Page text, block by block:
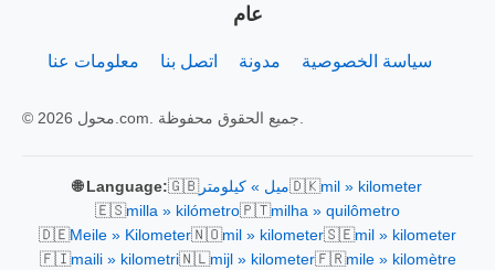
عام
معلومات عنا اتصل بنا مدونة سياسة الخصوصية
🌐 Language:🇬🇧ميل » كيلومتر🇩🇰mil » kilometer
🇪🇸milla » kilómetro🇵🇹milha » quilômetro
🇩🇪Meile » Kilometer🇳🇴mil » kilometer🇸🇪mil » kilometer
🇫🇮maili » kilometri🇳🇱mijl » kilometer🇫🇷mile » kilomètre